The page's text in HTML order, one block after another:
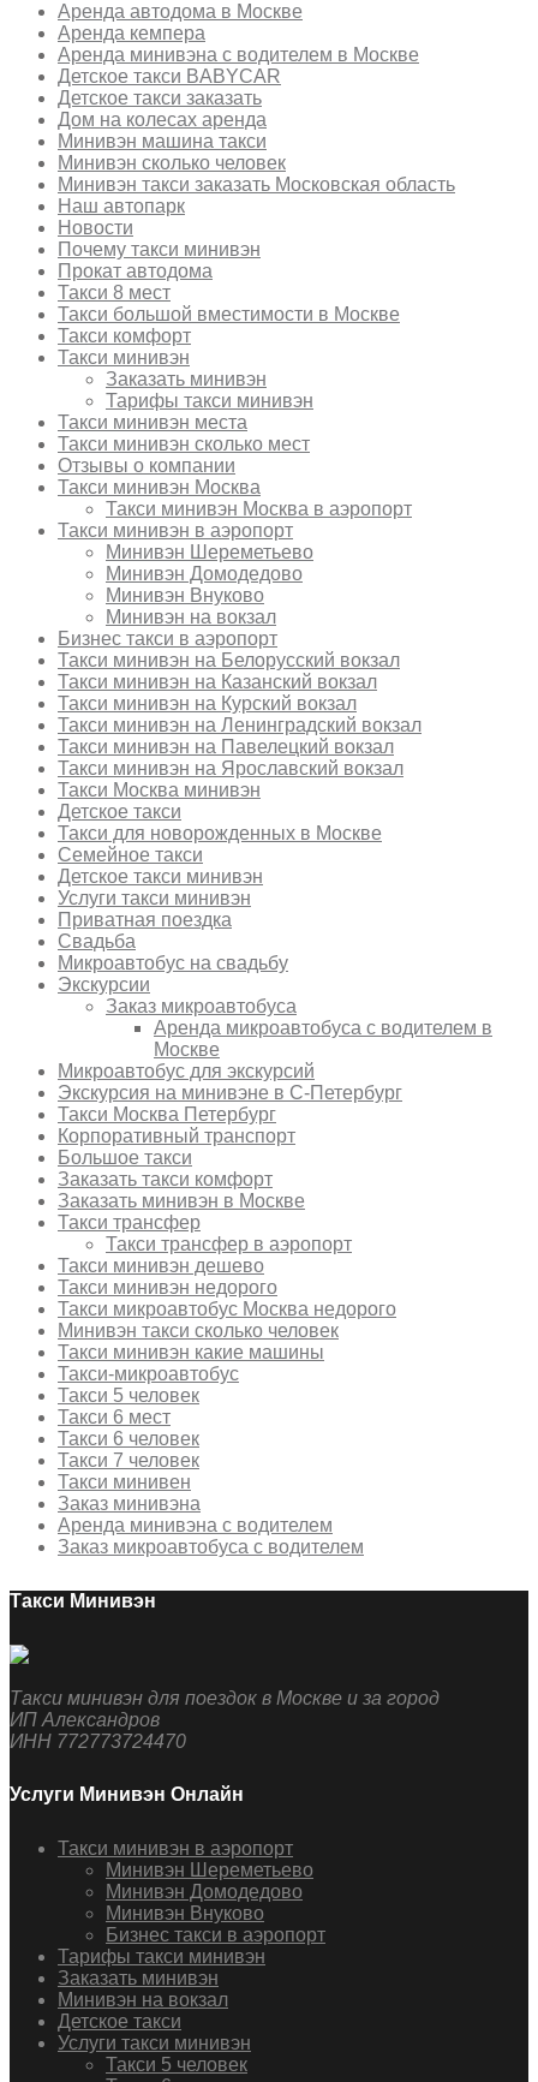
Аренда автодома в Москве
Аренда кемпера
Аренда минивэна с водителем в Москве
Детское такси BABYCAR
Детское такси заказать
Дом на колесах аренда
Минивэн машина такси
Минивэн сколько человек
Минивэн такси заказать Московская область
Наш автопарк
Новости
Почему такси минивэн
Прокат автодома
Такси 8 мест
Такси большой вместимости в Москве
Такси комфорт
Такси минивэн
Заказать минивэн
Тарифы такси минивэн
Такси минивэн места
Такси минивэн сколько мест
Отзывы о компании
Такси минивэн Москва
Такси минивэн Москва в аэропорт
Такси минивэн в аэропорт
Минивэн Шереметьево
Минивэн Домодедово
Минивэн Внуково
Минивэн на вокзал
Бизнес такси в аэропорт
Такси минивэн на Белорусский вокзал
Такси минивэн на Казанский вокзал
Такси минивэн на Курский вокзал
Такси минивэн на Ленинградский вокзал
Такси минивэн на Павелецкий вокзал
Такси минивэн на Ярославский вокзал
Такси Москва минивэн
Детское такси
Такси для новорожденных в Москве
Семейное такси
Детское такси минивэн
Услуги такси минивэн
Приватная поездка
Свадьба
Микроавтобус на свадьбу
Экскурсии
Заказ микроавтобуса
Аренда микроавтобуса с водителем в
Москве
Микроавтобус для экскурсий
Экскурсия на минивэне в С-Петербург
Такси Москва Петербург
Корпоративный транспорт
Большое такси
Заказать такси комфорт
Заказать минивэн в Москве
Такси трансфер
Такси трансфер в аэропорт
Такси минивэн дешево
Такси минивэн недорого
Такси микроавтобус Москва недорого
Минивэн такси сколько человек
Такси минивэн какие машины
Такси-микроавтобус
Такси 5 человек
Такси 6 мест
Такси 6 человек
Такси 7 человек
Такси минивен
Заказ минивэна
Аренда минивэна с водителем
Заказ микроавтобуса с водителем
Такси Минивэн
Такси минивэн для поездок в Москве и за город
ИП Александров
ИНН 772773724470
Услуги Минивэн Онлайн
Такси минивэн в аэропорт
Минивэн Шереметьево
Минивэн Домодедово
Минивэн Внуково
Бизнес такси в аэропорт
Тарифы такси минивэн
Заказать минивэн
Минивэн на вокзал
Детское такси
Услуги такси минивэн
Такси 5 человек